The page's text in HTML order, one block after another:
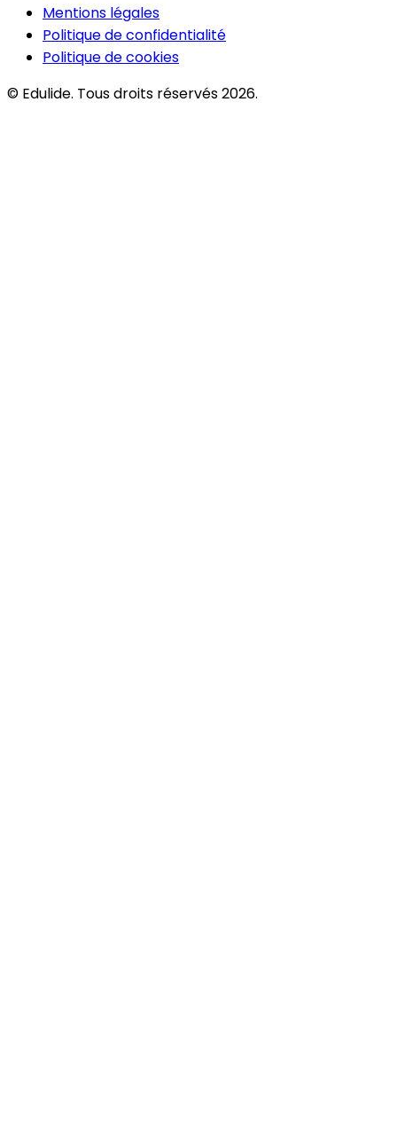
Mentions légales
Politique de confidentialité
Politique de cookies
© Edulide. Tous droits réservés 2026.